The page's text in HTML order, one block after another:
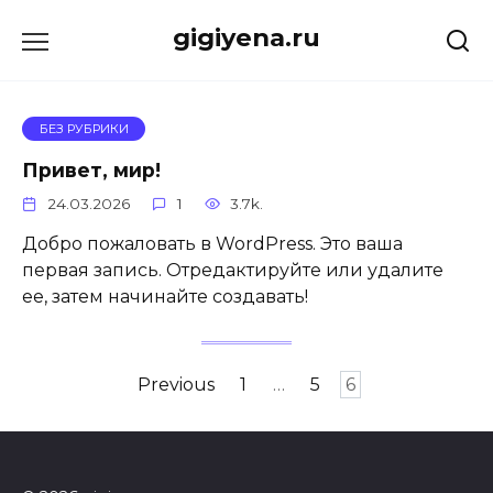
gigiyena.ru
БЕЗ РУБРИКИ
Привет, мир!
24.03.2026 1 3.7k.
Добро пожаловать в WordPress. Это ваша
первая запись. Отредактируйте или удалите
ее, затем начинайте создавать!
Previous 1 … 5 6